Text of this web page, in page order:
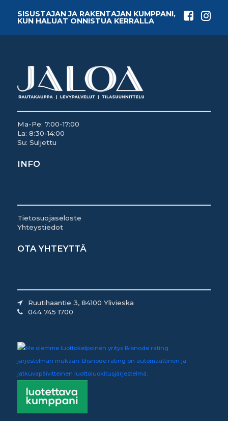
SISUSTAJAN JA RAKENTAJAN KUMPPANI,
KUN HALUAT ONNISTUA KERRALLA
Ma-Pe: 7:00-17:00
La: 8:30-14:00
Su: Suljettu
INFO
Tietosuojaseloste
Yhteystiedot
OTA YHTEYTTÄ
Ruutihaantie 3, 84100 Ylivieska
044 745 1700